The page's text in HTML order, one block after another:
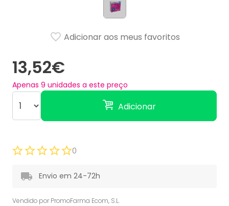
13,52€
Apenas 9 unidades a este preço
Adicionar
Adicionar aos meus favoritos
0
Envio em 24-72h
Vendido por PromoFarma Ecom, S.L.